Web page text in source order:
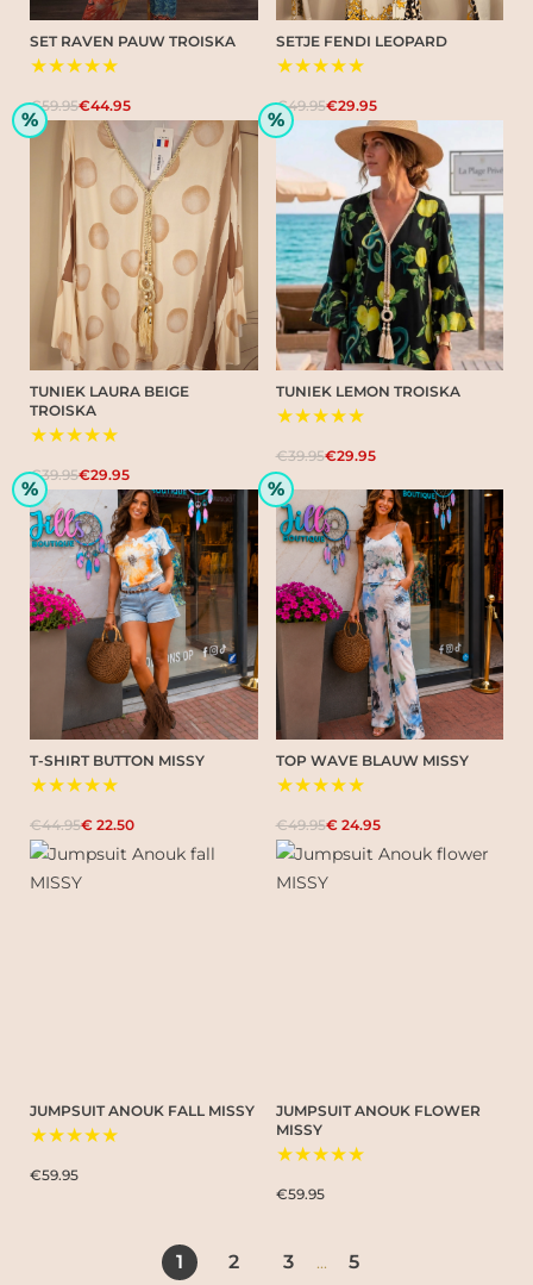
SET RAVEN PAUW TROISKA
★★★★★
€59.95€44.95
SETJE FENDI LEOPARD
★★★★★
€49.95€29.95
%
TUNIEK LAURA BEIGE
TROISKA
★★★★★
€39.95€29.95
%
TUNIEK LEMON TROISKA
★★★★★
€39.95€29.95
%
T-SHIRT BUTTON MISSY
★★★★★
€44.95€ 22.50
%
TOP WAVE BLAUW MISSY
★★★★★
€49.95€ 24.95
JUMPSUIT ANOUK FALL MISSY
★★★★★
€59.95
JUMPSUIT ANOUK FLOWER
MISSY
★★★★★
€59.95
1 2 3 ... 5